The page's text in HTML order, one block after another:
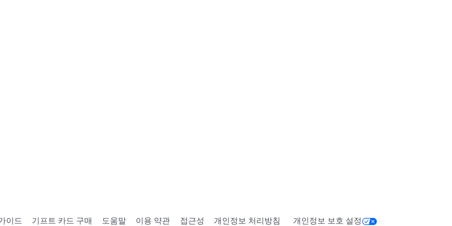
이드 기프트 카드 구매 도움말 이용 약관 접근성 개인정보 처리방침 개인정보 보호 설정